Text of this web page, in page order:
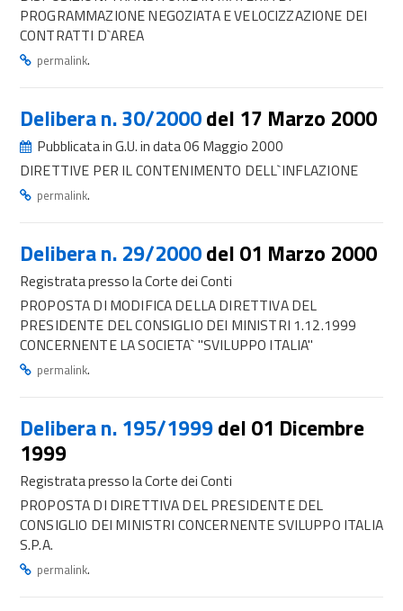
PROGRAMMAZIONE NEGOZIATA E VELOCIZZAZIONE DEI
CONTRATTI D`AREA
permalink.
Delibera n. 30/2000del 17 Marzo 2000
Pubblicata in G.U. in data 06 Maggio 2000
DIRETTIVE PER IL CONTENIMENTO DELL`INFLAZIONE
permalink.
Delibera n. 29/2000del 01 Marzo 2000
Registrata presso la Corte dei Conti
PROPOSTA DI MODIFICA DELLA DIRETTIVA DEL
PRESIDENTE DEL CONSIGLIO DEI MINISTRI 1.12.1999
CONCERNENTE LA SOCIETA` "SVILUPPO ITALIA"
permalink.
Delibera n. 195/1999del 01 Dicembre
1999
Registrata presso la Corte dei Conti
PROPOSTA DI DIRETTIVA DEL PRESIDENTE DEL
CONSIGLIO DEI MINISTRI CONCERNENTE SVILUPPO ITALIA
S.P.A.
permalink.